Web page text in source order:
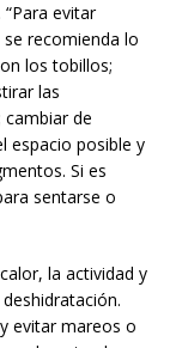
evitar
recomienda lo
los tobillos;
las
de
espacio posible y
Si es
sentarse o
la actividad y
evitar mareos o